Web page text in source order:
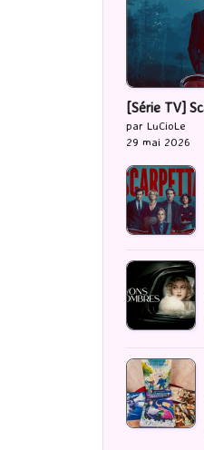
[Série TV]
par LuCioLe
29 mai 2026